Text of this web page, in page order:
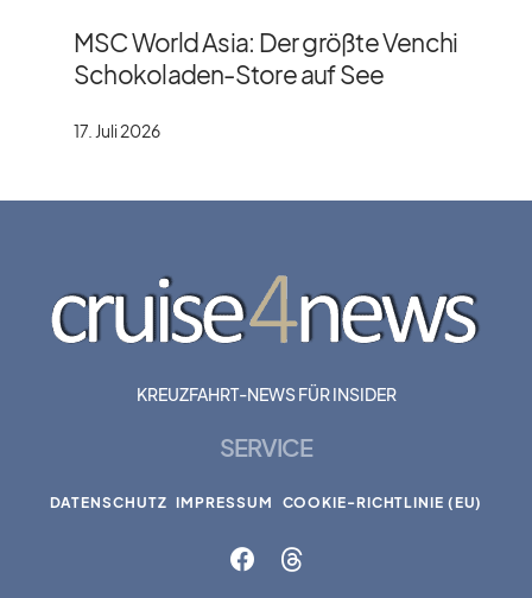
MSC World Asia: Der größte Venchi
Schokoladen-Store auf See
17. Juli 2026
KREUZFAHRT-NEWS FÜR INSIDER
SERVICE
DATENSCHUTZ IMPRESSUM COOKIE-RICHTLINIE (EU)